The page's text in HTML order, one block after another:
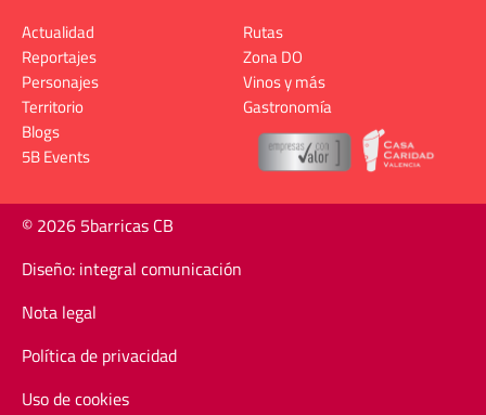
Actualidad
Reportajes
Personajes
Territorio
Rutas
Zona DO
Vinos y más
Gastronomía
Blogs
5B Events
© 2026 5barricas CB
Diseño: integral comunicación
Nota legal
Política de privacidad
Uso de cookies